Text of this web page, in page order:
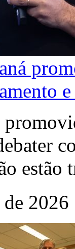
estão
2026